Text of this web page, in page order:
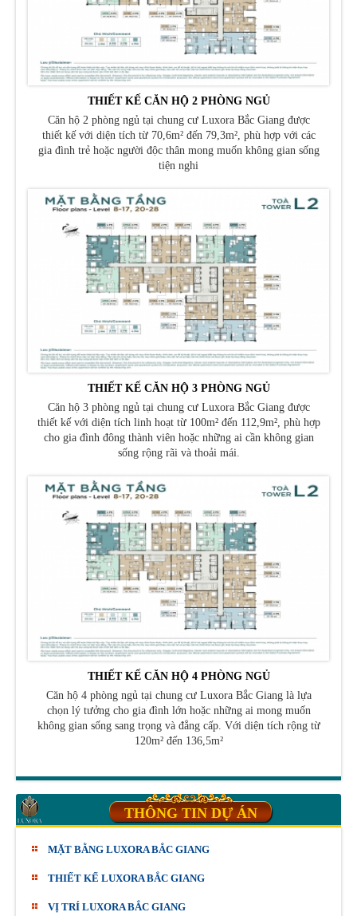
THIẾT KẾ CĂN HỘ 2 PHÒNG NGỦ
Căn hộ 2 phòng ngủ tại chung cư Luxora Bắc Giang được
thiết kế với diện tích từ 70,6m² đến 79,3m², phù hợp với các
gia đình trẻ hoặc người độc thân mong muốn không gian sống
tiện nghi
THIẾT KẾ CĂN HỘ 3 PHÒNG NGỦ
Căn hộ 3 phòng ngủ tại chung cư Luxora Bắc Giang được
thiết kế với diện tích linh hoạt từ 100m² đến 112,9m², phù hợp
cho gia đình đông thành viên hoặc những ai cần không gian
sống rộng rãi và thoải mái.
THIẾT KẾ CĂN HỘ 4 PHÒNG NGỦ
Căn hộ 4 phòng ngủ tại chung cư Luxora Bắc Giang là lựa
chọn lý tưởng cho gia đình lớn hoặc những ai mong muốn
không gian sống sang trọng và đẳng cấp. Với diện tích rộng từ
120m² đến 136,5m²
THÔNG TIN DỰ ÁN
MẶT BẰNG LUXORA BẮC GIANG
THIẾT KẾ LUXORA BẮC GIANG
VỊ TRÍ LUXORA BẮC GIANG